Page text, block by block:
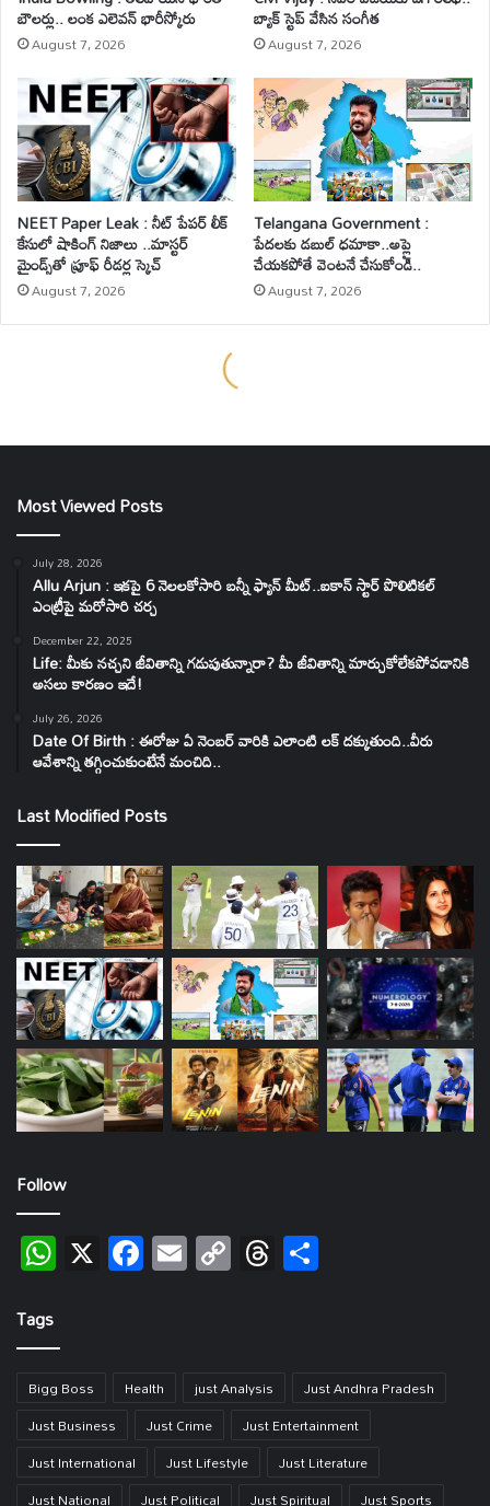
Most Viewed Posts
July 28, 2026
Allu Arjun : ఇకపై 6 నెలలకోసారి బన్నీ ఫ్యాన్ మీట్..ఐకాన్ స్టార్ పొలిటికల్
ఎంట్రీపై మరోసారి చర్చ
December 22, 2025
Life: మీకు నచ్చని జీవితాన్ని గడుపుతున్నారా? మీ జీవితాన్ని మార్చుకోలేకపోవడానికి
అసలు కారణం ఇదే!
July 26, 2026
Date Of Birth : ఈరోజు ఏ నెంబర్ వారికి ఎలాంటి లక్ దక్కుతుంది..వీరు
ఆవేశాన్ని తగ్గించుకుంటేనే మంచిది..
Last Modified Posts
Follow
WhatsApp
X Facebook
EmailCopy
Link
Threads
Tags
Bigg Boss Health just Analysis
Just Andhra Pradesh
Just Business
Just Crime
Just Entertainment
Just International
Just Lifestyle
Just Literature
Just National
Just Political Just Spiritual Just Sports